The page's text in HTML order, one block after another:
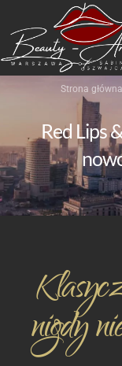
Strona główna
Red Lips
nigdy